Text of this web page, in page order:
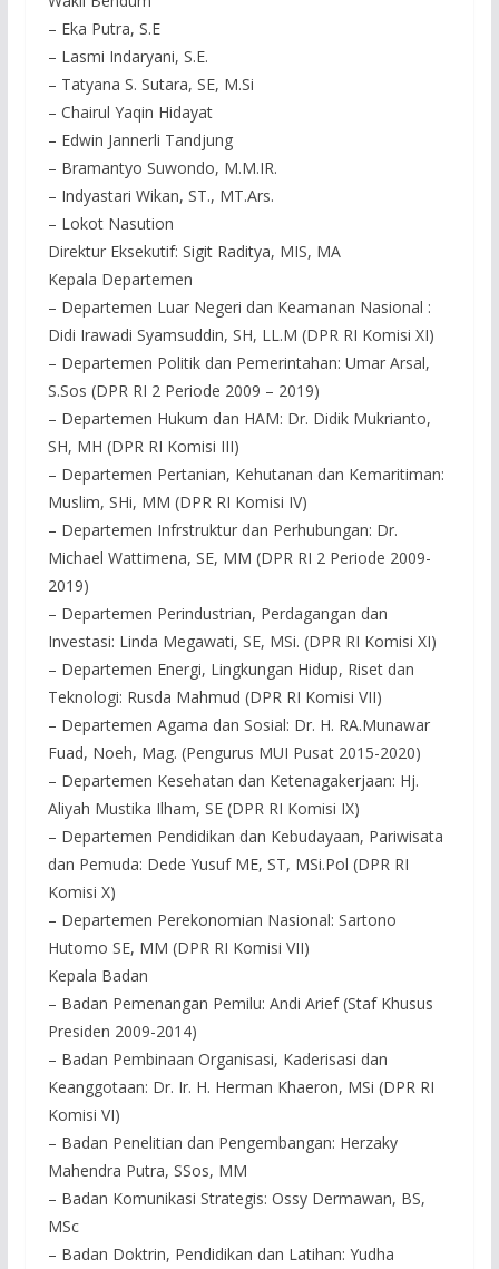
– Eka Putra, S.E
– Lasmi Indaryani, S.E.
– Tatyana S. Sutara, SE, M.Si
– Chairul Yaqin Hidayat
– Edwin Jannerli Tandjung
– Bramantyo Suwondo, M.M.IR.
– Indyastari Wikan, ST., MT.Ars.
– Lokot Nasution
Direktur Eksekutif: Sigit Raditya, MIS, MA
Kepala Departemen
– Departemen Luar Negeri dan Keamanan Nasional :
Didi Irawadi Syamsuddin, SH, LL.M (DPR RI Komisi XI)
– Departemen Politik dan Pemerintahan: Umar Arsal,
S.Sos (DPR RI 2 Periode 2009 – 2019)
– Departemen Hukum dan HAM: Dr. Didik Mukrianto,
SH, MH (DPR RI Komisi III)
– Departemen Pertanian, Kehutanan dan Kemaritiman:
Muslim, SHi, MM (DPR RI Komisi IV)
– Departemen Infrstruktur dan Perhubungan: Dr.
Michael Wattimena, SE, MM (DPR RI 2 Periode 2009-
2019)
– Departemen Perindustrian, Perdagangan dan
Investasi: Linda Megawati, SE, MSi. (DPR RI Komisi XI)
– Departemen Energi, Lingkungan Hidup, Riset dan
Teknologi: Rusda Mahmud (DPR RI Komisi VII)
– Departemen Agama dan Sosial: Dr. H. RA.Munawar
Fuad, Noeh, Mag. (Pengurus MUI Pusat 2015-2020)
– Departemen Kesehatan dan Ketenagakerjaan: Hj.
Aliyah Mustika Ilham, SE (DPR RI Komisi IX)
– Departemen Pendidikan dan Kebudayaan, Pariwisata
dan Pemuda: Dede Yusuf ME, ST, MSi.Pol (DPR RI
Komisi X)
– Departemen Perekonomian Nasional: Sartono
Hutomo SE, MM (DPR RI Komisi VII)
Kepala Badan
– Badan Pemenangan Pemilu: Andi Arief (Staf Khusus
Presiden 2009-2014)
– Badan Pembinaan Organisasi, Kaderisasi dan
Keanggotaan: Dr. Ir. H. Herman Khaeron, MSi (DPR RI
Komisi VI)
– Badan Penelitian dan Pengembangan: Herzaky
Mahendra Putra, SSos, MM
– Badan Komunikasi Strategis: Ossy Dermawan, BS,
MSc
– Badan Doktrin, Pendidikan dan Latihan: Yudha